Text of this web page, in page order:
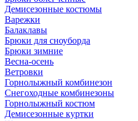
Демисезонные костюмы
Варежки
Балаклавы
Брюки для сноуборда
Брюки зимние
Весна-осень
Ветровки
Горнолыжный комбинезон
Снегоходные комбинезоны
Горнолыжный костюм
Демисезонные куртки